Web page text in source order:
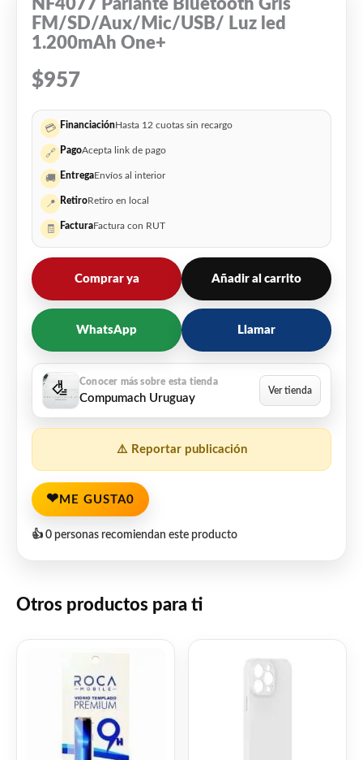
NF4077 Parlante Bluetooth Gris
FM/SD/Aux/Mic/USB/ Luz led
1.200mAh One+
$957
💳 FinanciaciónHasta 12 cuotas sin recargo
🔗 PagoAcepta link de pago
🚚 EntregaEnvíos al interior
📍 RetiroRetiro en local
🧾 FacturaFactura con RUT
Comprar ya Añadir al carrito
WhatsApp Llamar
Compumach Uruguay
⚠️ Reportar publicación
❤ ME GUSTA0
👍 0 personas recomiendan este producto
Otros productos para ti